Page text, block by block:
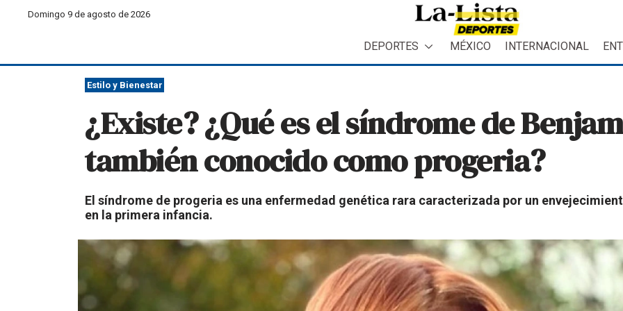
Domingo 9 de agosto de 2026
DEPORTES MÉXICO INTERNACIONAL
Estilo y Bienestar
¿Existe? ¿Qué es el síndrome de
también conocido como progeria?
El síndrome de progeria es una enfermedad genética rara caracterizada por un
en la primera infancia.